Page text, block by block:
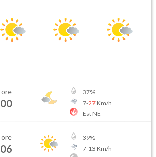
ore
00
37%
7-27Km/h
Est NE
ore
06
39%
7-13 Km/h